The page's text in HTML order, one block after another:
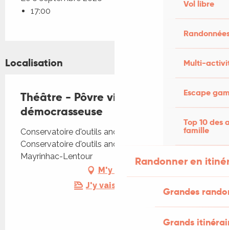
Vol libre
Multi-
Escape
Top 10 des
famille
Randonner en
Grandes
Grands
17:00
Localisation
Théâtre - Pôvre vieille
démocrasseuse
Conservatoire d'outils anciens Bourg,
Conservatoire d'outils anciens, Bourg, 46500
Mayrinhac-Lentour
M'y rendre
J'y vais en train !